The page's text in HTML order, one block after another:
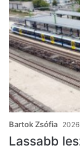
Bartok Zsófia
Lassabb